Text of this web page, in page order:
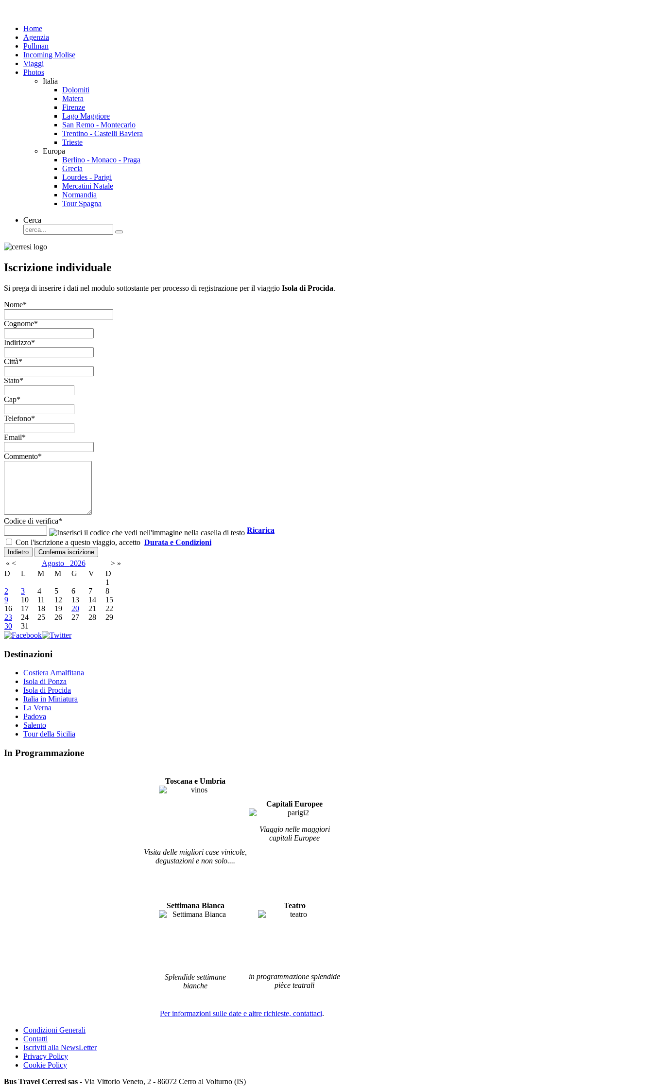
Home
Agenzia
Pullman
Incoming Molise
Viaggi
Photos
Italia
Dolomiti
Matera
Firenze
Lago Maggiore
San Remo - Montecarlo
Trentino - Castelli Baviera
Trieste
Europa
Berlino - Monaco - Praga
Grecia
Lourdes - Parigi
Mercatini Natale
Normandia
Tour Spagna
Cerca
Iscrizione individuale
Si prega di inserire i dati nel modulo sottostante per processo di registrazione per il viaggio Isola di Procida.
Nome*
Cognome*
Indirizzo*
Città*
Stato*
Cap*
Telefono*
Email*
Commento*
Codice di verifica*
Ricarica
Con l'iscrizione a questo viaggio, accetto Durata e Condizioni
« < Agosto 2026 > »
D
L M M G V
D
1
2
3 4 5 6 7
8
9
10 11 12 13 14
15
16
17 18 19 20 21
22
23
24 25 26 27 28
29
30
31
Destinazioni
Costiera Amalfitana
Isola di Ponza
Isola di Procida
Italia in Miniatura
La Verna
Padova
Salento
Tour della Sicilia
In Programmazione
Toscana e Umbria
Visita delle migliori case vinicole,
degustazioni e non solo....
Capitali Europee
Viaggio nelle maggiori
capitali Europee
Settimana Bianca
Splendide settimane
bianche
Teatro
in programmazione splendide
pièce teatrali
Per informazioni sulle date e altre richieste, contattaci.
Condizioni Generali
Contatti
Iscriviti alla NewsLetter
Privacy Policy
Cookie Policy
Bus Travel Cerresi sas - Via Vittorio Veneto, 2 - 86072 Cerro al Volturno (IS)